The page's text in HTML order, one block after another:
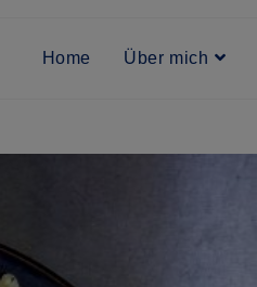
Home Über mich